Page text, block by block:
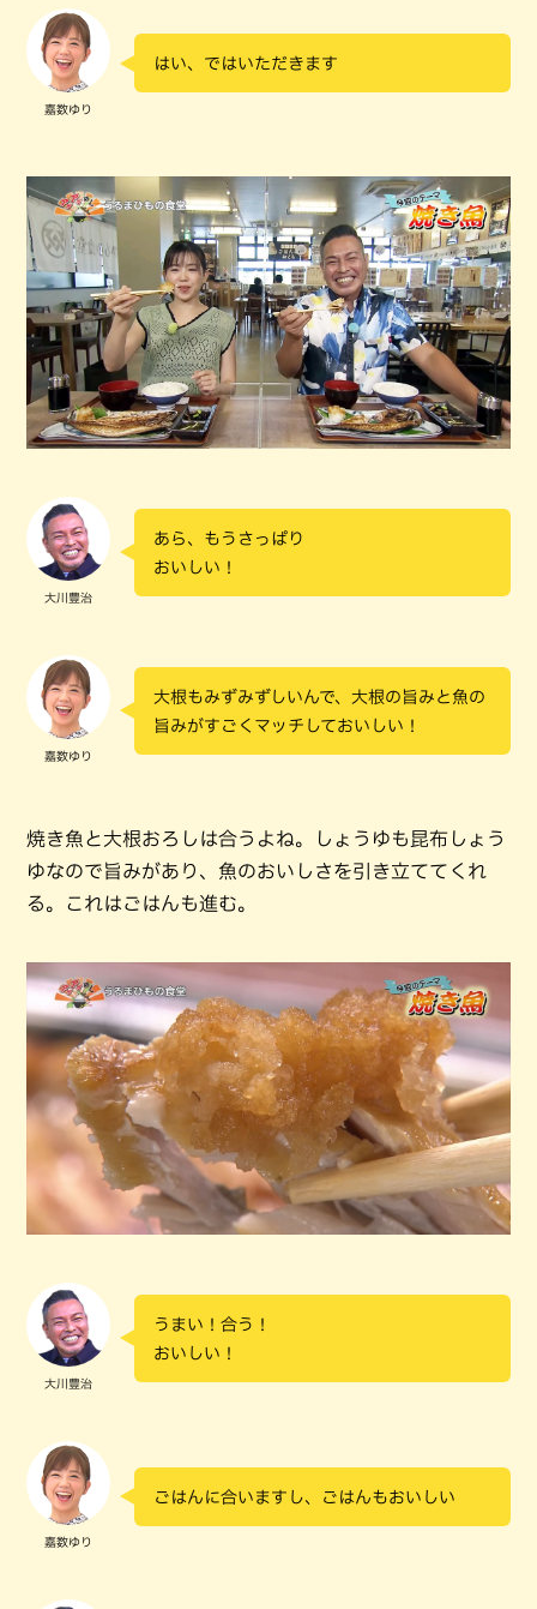
嘉数ゆり
はい、ではいただきます
大川豊治
あら、もうさっぱり
おいしい！
嘉数ゆり
大根もみずみずしいんで、大根の旨みと魚の
旨みがすごくマッチしておいしい！
焼き魚と大根おろしは合うよね。しょうゆも昆布しょう
ゆなので旨みがあり、魚のおいしさを引き立ててくれ
る。これはごはんも進む。
大川豊治
うまい！合う！
おいしい！
嘉数ゆり
ごはんに合いますし、ごはんもおいしい